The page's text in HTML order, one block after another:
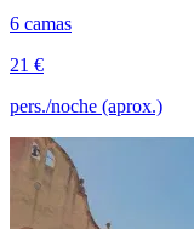
6 camas
21 €
pers./noche (aprox.)